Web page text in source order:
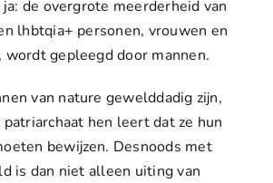
ja: de overgrote meerderheid van
lhbtqia+ personen, vrouwen en
wordt gepleegd door mannen.
van nature gewelddadig zijn,
hen leert dat ze hun
bewijzen. Desnoods met
is dan niet alleen uiting van